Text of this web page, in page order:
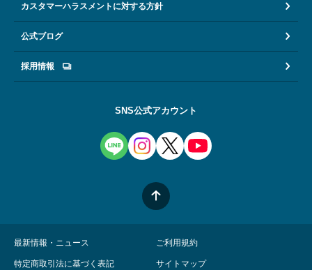
カスタマーハラスメントに対する方針
公式ブログ
採用情報
SNS公式アカウント
最新情報・ニュース ご利用規約
特定商取引法に基づく表記 サイトマップ